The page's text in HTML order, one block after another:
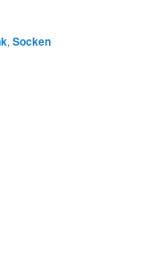
, Socken